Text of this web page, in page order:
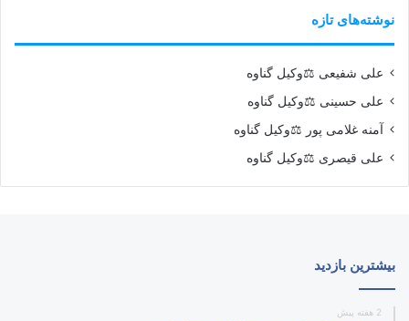
نوشته‌های تازه
علی شفیعی ⚖️وکیل گناوه
علی حسینی ⚖️وکیل گناوه
آمنه غلامی پور ⚖️وکیل گناوه
علی قیصری ⚖️وکیل گناوه
بیشترین بازدید
2 هفته پیش